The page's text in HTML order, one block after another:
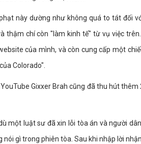
này dường như không quá to tát đối
thậm chí còn "làm kinh tế" từ vụ việc
của mình, và còn cung cấp một
Colorado".
YouTube Gixxer Brah cũng đã thu hút
một luật sư đã xin lỗi tòa án và người
nói gì trong phiên tòa. Sau khi nhập lời